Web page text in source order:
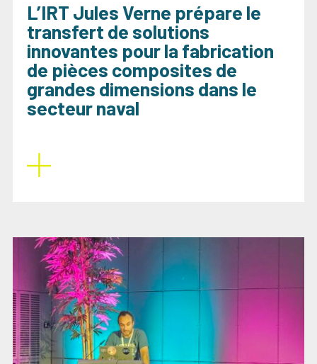
L’IRT Jules Verne prépare le
transfert de solutions
innovantes pour la fabrication
de pièces composites de
grandes dimensions dans le
secteur naval